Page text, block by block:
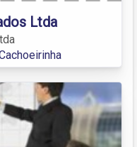
Ltda